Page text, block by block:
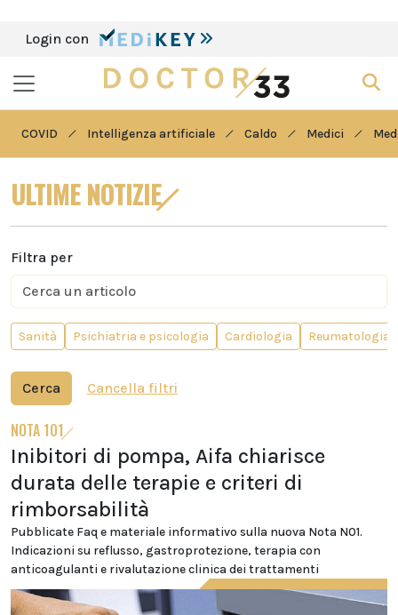
Login con
COVID Intelligenza artificiale Caldo Medici
ULTIME NOTIZIE
Filtra per
Sanità Psichiatria e psicologia Cardiologia Reumatologia
Cerca Cancella filtri
NOTA 101
Inibitori di pompa, Aifa chiarisce
durata delle terapie e criteri di
rimborsabilità
Pubblicate Faq e materiale informativo sulla nuova Nota N01.
Indicazioni su reflusso, gastroprotezione, terapia con
anticoagulanti e rivalutazione clinica dei trattamenti